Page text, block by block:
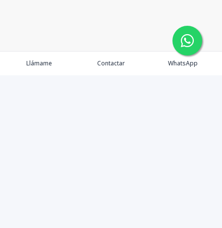
Llámame Contactar WhatsApp